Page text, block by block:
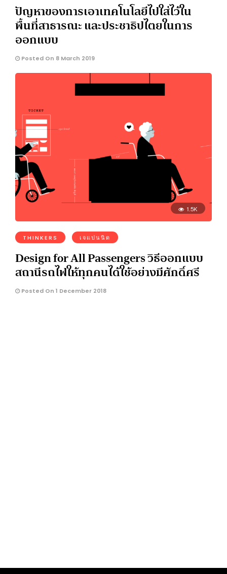
ปัญหาของการเอาเทคโนโลยีไปใส่ไว้ใน
พื้นที่สาธารณะ และประชาธิปไตยในการ
ออกแบบ
Posted On 8 March 2019
1.5K
THINKERS เจแปนนิด
Design for All Passengers วิธีออกแบบ
สถานีรถไฟให้ทุกคนได้ใช้อย่างมีศักดิ์ศรี
Posted On 1 December 2018